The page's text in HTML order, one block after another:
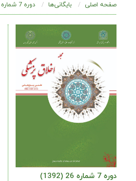
صفحه اصلی بایگانی‌ها دوره 7 شماره 26 (1392): مجله اخلاق پزشکی
دوره 7 شماره 26 (1392)